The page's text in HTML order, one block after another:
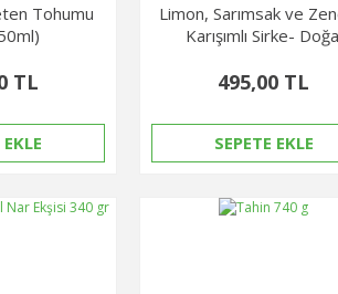
Tohumu
TL
Limon, Sarımsak ve
Karışımlı Sirke-
495,00 TL
SEPETE EKLE